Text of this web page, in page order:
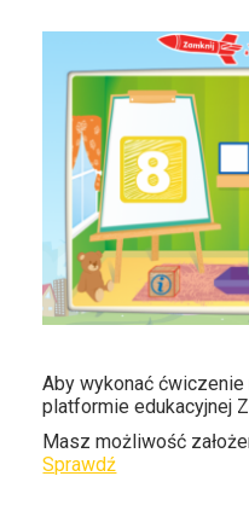
Aby wykonać
platformie edukacyjnej
Masz możliwość
Sprawdź